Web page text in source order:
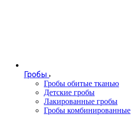
Гробы
Гробы обитые тканью
Детские гробы
Лакированные гробы
Гробы комбинированные